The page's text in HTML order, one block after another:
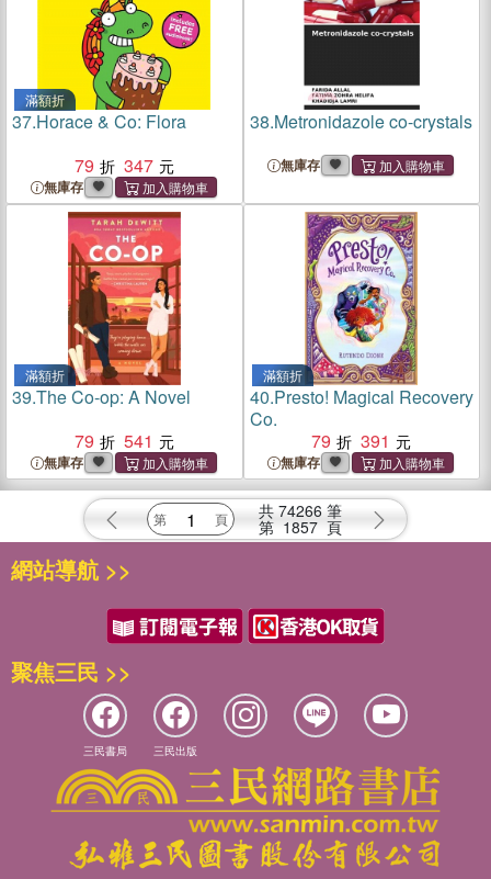
滿額折
37.Horace & Co: Flora
79
347
無庫存
38.Metronidazole co-crystals
無庫存
滿額折
39.The Co-op: A Novel
79
541
無庫存
滿額折
40.Presto! Magical Recovery
Co.
79
391
無庫存
共 74266 筆
第 1857 頁
網站導航 >>
聚焦三民 >>
三民書局 三民出版